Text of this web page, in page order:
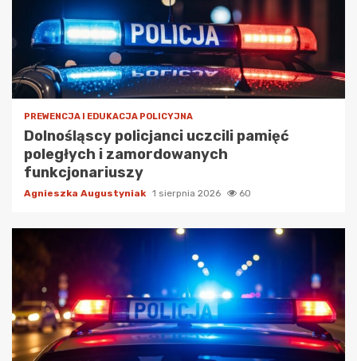
PREWENCJA I EDUKACJA POLICYJNA
Dolnośląscy policjanci uczcili pamięć
poległych i zamordowanych
funkcjonariuszy
Agnieszka Augustyniak 1 sierpnia 2026 60